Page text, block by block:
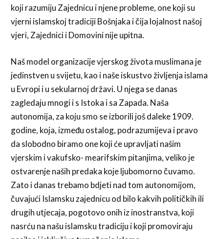
koji razumiju Zajednicu i njene probleme, one koji su
vjerni islamskoj tradiciji Bošnjaka i čija lojalnost našoj
vjeri, Zajednici i Domovini nije upitna.
Naš model organizacije vjerskog života muslimana je
jedinstven u svijetu, kao i naše iskustvo življenja islama
u Evropi i u sekularnoj državi. U njega se danas
zagledaju mnogi i s Istoka i sa Zapada. Naša
autonomija, za koju smo se izborili još daleke 1909.
godine, koja, između ostalog, podrazumijeva i pravo
da slobodno biramo one koji će upravljati našim
vjerskim i vakufsko- mearifskim pitanjima, veliko je
ostvarenje naših predaka koje ljubomorno čuvamo.
Zato i danas trebamo bdjeti nad tom autonomijom,
čuvajući Islamsku zajednicu od bilo kakvih političkih ili
drugih utjecaja, pogotovo onih iz inostranstva, koji
nasrću na našu islamsku tradiciju i koji promoviraju